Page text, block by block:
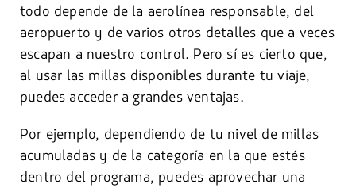
todo depende de la aerolínea responsable, del
aeropuerto y de varios otros detalles que a veces
escapan a nuestro control. Pero sí es cierto que,
al usar las millas disponibles durante tu viaje,
puedes acceder a grandes ventajas.
Por ejemplo, dependiendo de tu nivel de millas
acumuladas y de la categoría en la que estés
dentro del programa, puedes aprovechar una